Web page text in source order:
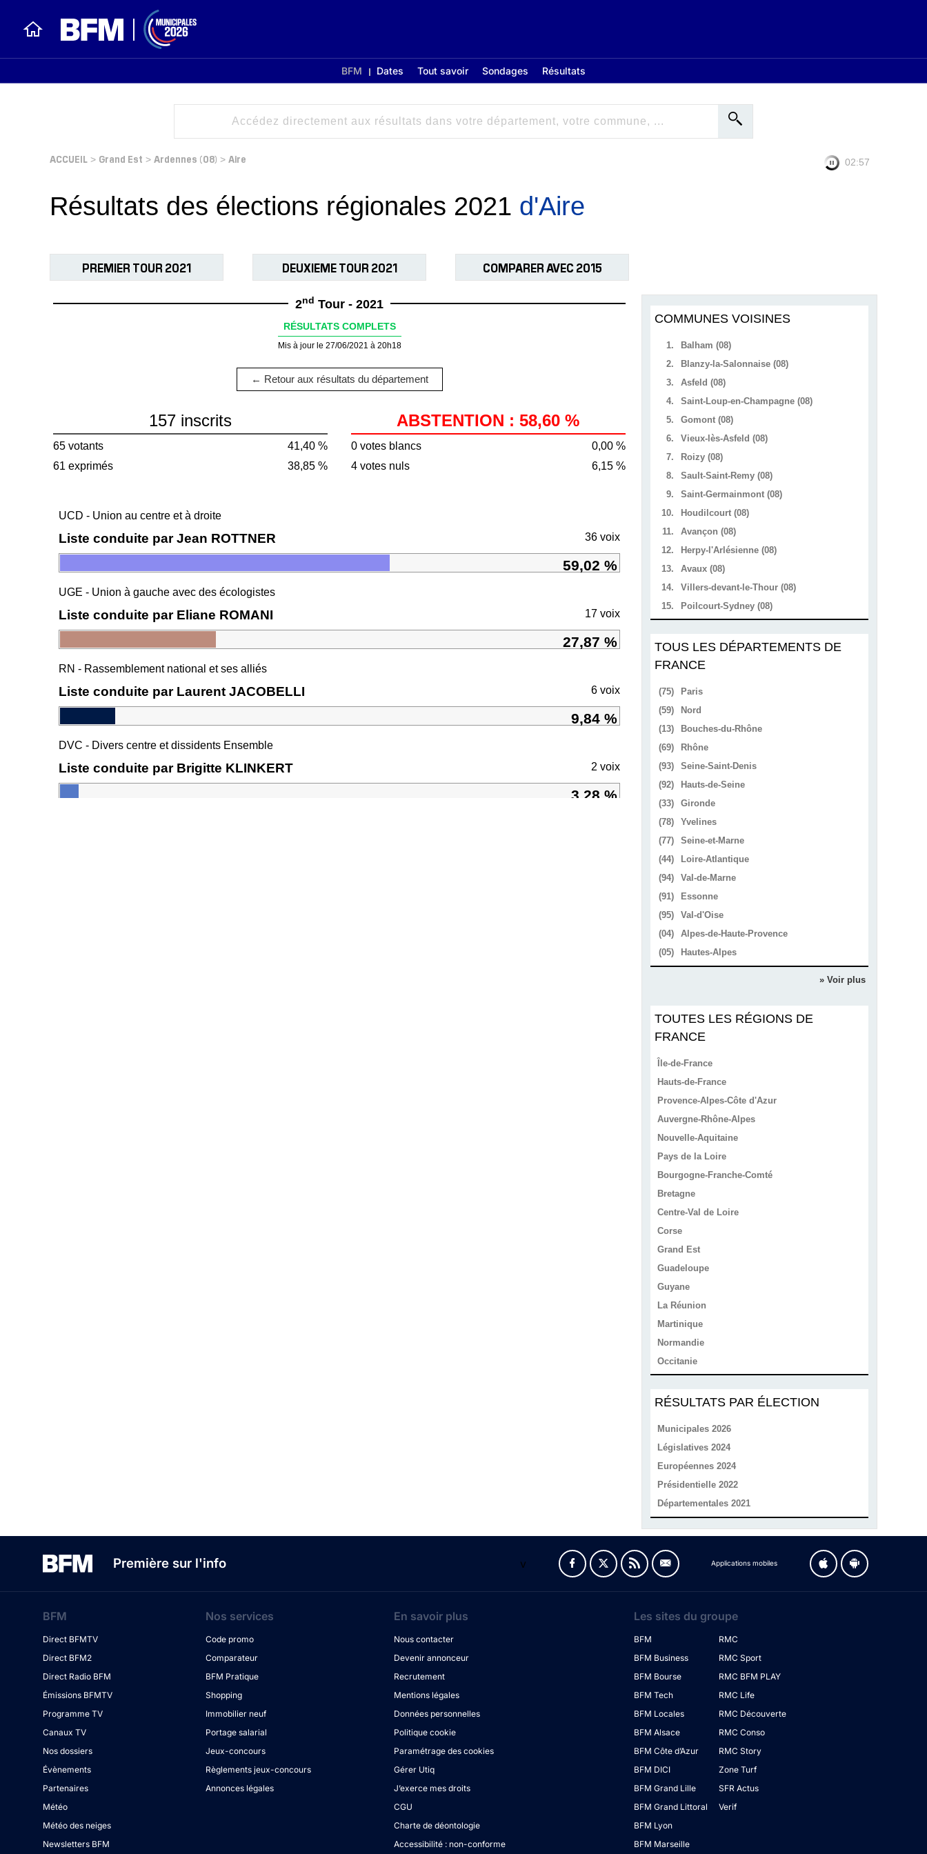
BFM Dates Tout savoir Sondages Résultats
ACCUEIL > Grand Est > Ardennes (08) > Aire 02:56
Résultats des élections régionales 2021 d'Aire
PREMIER TOUR 2021 DEUXIEME TOUR 2021 COMPARER AVEC 2015
2nd Tour - 2021
RÉSULTATS COMPLETS
Mis à jour le 27/06/2021 à 20h18
← Retour aux résultats du département
157 inscrits
65 votants
41,40 %
61 exprimés
38,85 %
ABSTENTION : 58,60 %
0 votes blancs
0,00 %
4 votes nuls
6,15 %
UCD - Union au centre et à droite
Liste conduite par Jean ROTTNER 36 voix
59,02 %
UGE - Union à gauche avec des écologistes
Liste conduite par Eliane ROMANI 17 voix
27,87 %
RN - Rassemblement national et ses alliés
Liste conduite par Laurent JACOBELLI 6 voix
9,84 %
DVC - Divers centre et dissidents Ensemble
Liste conduite par Brigitte KLINKERT 2 voix
3,28 %
COMMUNES VOISINES
1.
Balham (08)
2.
Blanzy-la-Salonnaise (08)
3.
Asfeld (08)
4.
Saint-Loup-en-Champagne (08)
5.
Gomont (08)
6.
Vieux-lès-Asfeld (08)
7.
Roizy (08)
8.
Sault-Saint-Remy (08)
9.
Saint-Germainmont (08)
10.
Houdilcourt (08)
11.
Avançon (08)
12.
Herpy-l'Arlésienne (08)
13.
Avaux (08)
14.
Villers-devant-le-Thour (08)
15.
Poilcourt-Sydney (08)
TOUS LES DÉPARTEMENTS DE
FRANCE
(75)
Paris
(59)
Nord
(13)
Bouches-du-Rhône
(69)
Rhône
(93)
Seine-Saint-Denis
(92)
Hauts-de-Seine
(33)
Gironde
(78)
Yvelines
(77)
Seine-et-Marne
(44)
Loire-Atlantique
(94)
Val-de-Marne
(91)
Essonne
(95)
Val-d'Oise
(04)
Alpes-de-Haute-Provence
(05)
Hautes-Alpes
» Voir plus
TOUTES LES RÉGIONS DE
FRANCE
Île-de-France
Hauts-de-France
Provence-Alpes-Côte d'Azur
Auvergne-Rhône-Alpes
Nouvelle-Aquitaine
Pays de la Loire
Bourgogne-Franche-Comté
Bretagne
Centre-Val de Loire
Corse
Grand Est
Guadeloupe
Guyane
La Réunion
Martinique
Normandie
Occitanie
RÉSULTATS PAR ÉLECTION
Municipales 2026
Législatives 2024
Européennes 2024
Présidentielle 2022
Départementales 2021
Première sur l'info v Applications mobiles
BFM
Direct BFMTV
Direct BFM2
Direct Radio BFM
Émissions BFMTV
Programme TV
Canaux TV
Nos dossiers
Évènements
Partenaires
Météo
Météo des neiges
Newsletters BFM
Nos services
Code promo
Comparateur
BFM Pratique
Shopping
Immobilier neuf
Portage salarial
Jeux-concours
Règlements jeux-concours
Annonces légales
En savoir plus
Nous contacter
Devenir annonceur
Recrutement
Mentions légales
Données personnelles
Politique cookie
Paramétrage des cookies
Gérer Utiq
J’exerce mes droits
CGU
Charte de déontologie
Accessibilité : non-conforme
Les sites du groupe
BFM
BFM Business
BFM Bourse
BFM Tech
BFM Locales
BFM Alsace
BFM Côte d’Azur
BFM DICI
BFM Grand Lille
BFM Grand Littoral
BFM Lyon
BFM Marseille
RMC
RMC Sport
RMC BFM PLAY
RMC Life
RMC Découverte
RMC Conso
RMC Story
Zone Turf
SFR Actus
Verif